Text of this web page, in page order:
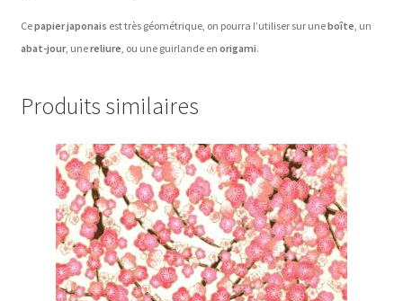
Cepapier japonais est très géométrique, on pourra l’utiliser sur uneboîte , un
abat-jour, unereliure , ou une guirlande en origami.
Produits similaires